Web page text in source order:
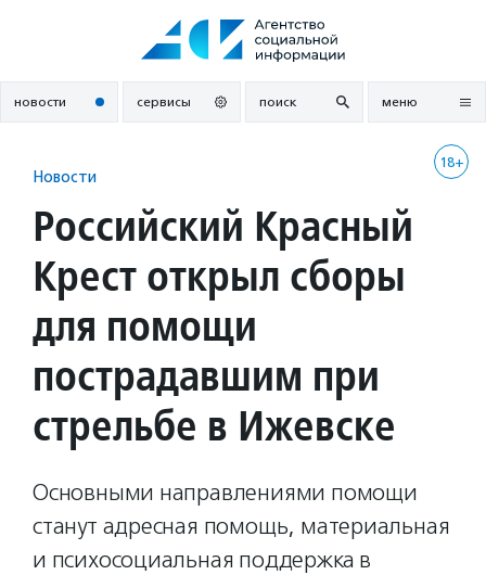
новости сервисы поиск меню
18+
Новости
Российский Красный
Крест открыл сборы
для помощи
пострадавшим при
стрельбе в Ижевске
Основными направлениями помощи
станут адресная помощь, материальная
и психосоциальная поддержка в